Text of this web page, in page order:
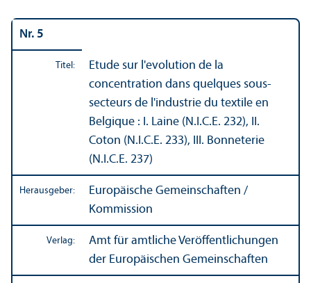
Nr. 5
Titel:
Etude sur l'evolution de la
concentration dans quelques sous-
secteurs de l'industrie du textile en
Belgique : I. Laine (N.I.C.E. 232), II.
Coton (N.I.C.E. 233), III. Bonneterie
(N.I.C.E. 237)
Herausgeber:
Europäische Gemeinschaften /
Kommission
Verlag:
Amt für amtliche Veröffentlichungen
der Europäischen Gemeinschaften